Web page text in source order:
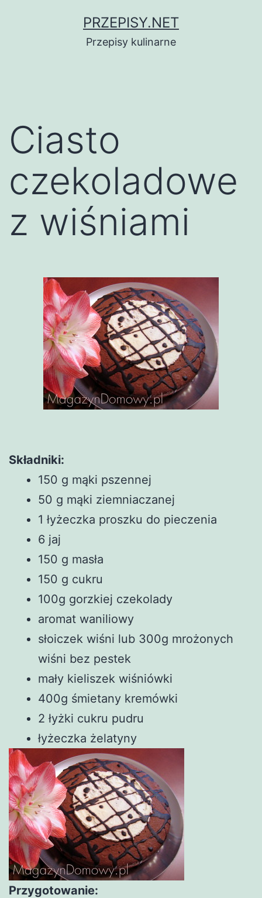
PRZEPISY.NET
Przepisy kulinarne
Ciasto
czekoladowe
z wiśniami
Składniki:
150 g mąki pszennej
50 g mąki ziemniaczanej
1 łyżeczka proszku do pieczenia
6 jaj
150 g masła
150 g cukru
100g gorzkiej czekolady
aromat waniliowy
słoiczek wiśni lub 300g mrożonych
wiśni bez pestek
mały kieliszek wiśniówki
400g śmietany kremówki
2 łyżki cukru pudru
łyżeczka żelatyny
Przygotowanie: